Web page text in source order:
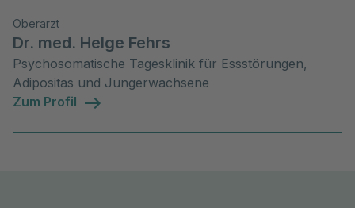
Oberarzt
Dr. med. Helge Fehrs
Psychosomatische Tagesklinik für Essstörungen,
Adipositas und Jungerwachsene
Zum Profil